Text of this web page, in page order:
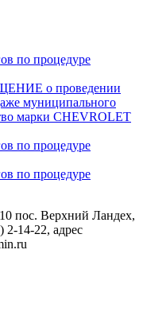
по процедуре
о проведении
муниципального
марки CHEVROLET
по процедуре
по процедуре
пос. Верхний Ландех,
2-14-22, адрес